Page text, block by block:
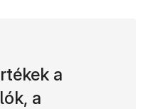
a
a